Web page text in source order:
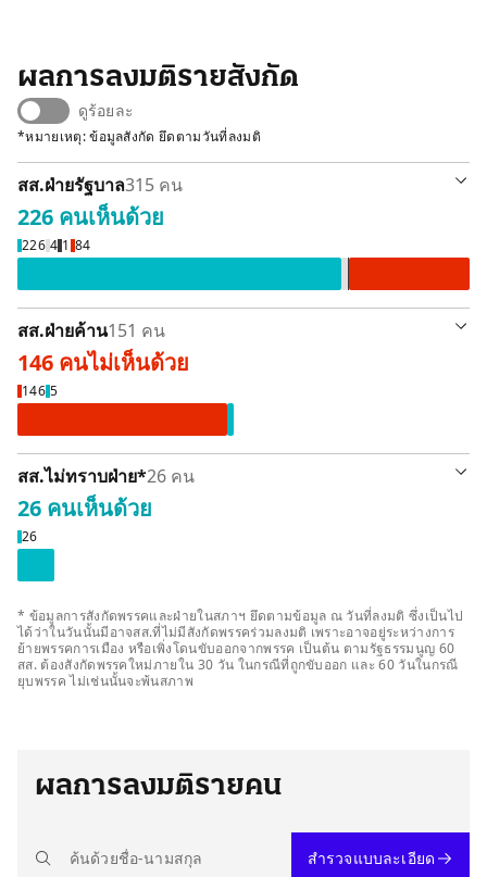
ผลการลงมติรายสังกัด
ดูร้อยละ
*หมายเหตุ: ข้อมูลสังกัด ยึดตามวันที่ลงมติ
สส.ฝ่ายรัฐบาล315 คน
226 คนเห็นด้วย
226 4 1 84
เห็นด้วย 226 คน
สส.ฝ่ายค้าน151 คน
146 คนไม่เห็นด้วย
146 5
ไม่เห็นด้วย 146 คนเห็นด้วย 5 คน
สส.ไม่ทราบฝ่าย*รายละเอียด
26 คน
26 คนเห็นด้วย
26
ด้วย 26 คน
* ข้อมูลการสังกัดพรรคและฝ่ายในสภาฯ ยึดตามข้อมูล ณ วันที่ลงมติ ซึ่งเป็นไป
ได้ว่าในวันนั้นมีอาจสส.ที่ไม่มีสังกัดพรรคร่วมลงมติ เพราะอาจอยู่ระหว่างการ
ย้ายพรรคการเมือง หรือเพิ่งโดนขับออกจากพรรค เป็นต้น ตามรัฐธรรมนูญ 60
สส. ต้องสังกัดพรรคใหม่ภายใน 30 วัน ในกรณีที่ถูกขับออก และ 60 วันในกรณี
ยุบพรรค ไม่เช่นนั้นจะพ้นสภาพ
ผลการลงมติรายคน
สำรวจแบบละเอียด